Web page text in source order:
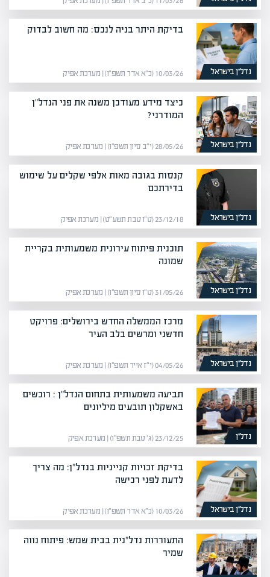
נדל”ן בישראל
בדיקת היתר בניה לנכס: מה חשוב לבדוק
10/03/26 (כ״א אדר תשפ״ו) | מערכת אפיק
נדל”ן בישראל
כיצד מידע מעודכן משנה את פני הנדל"ן
המודרני?
28/05/26 (י״ב סיון תשפ״ו) | מערכת אפיק
נדל”ן בישראל
קנסות בגובה מאות אלפי שקלים על שימוש
בדירתכם
23/12/18 (ט״ו טבת תשע״ט) | מערכת אפיק
נדל”ן בישראל
תוכנית פיתוח עירונית משמעותית בקריית
שמונה
31/05/26 (ט״ו סיון תשפ״ו) | מערכת אפיק
נדל”ן בישראל
מרכז הממשלה החדש בירושלים: פרויקט
חדשני ומרשים בלב העיר
04/05/26 (י״ז אייר תשפ״ו) | מערכת אפיק
נדל”ן
תביעה משמעותית בתחום הנדל"ן : רוכשים
באשקלון תובעים מיליונים
23/12/25 (ג׳ טבת תשפ״ו) | מערכת אפיק
נדל”ן בישראל
בדיקת זכויות קנייניות בנדל"ן: מה צריך
לדעת לפני רכישה
10/03/26 (כ״א אדר תשפ״ו) | מערכת אפיק
התעוררות נדל"נית בבית שמש: פיתוח נווה
שמיר